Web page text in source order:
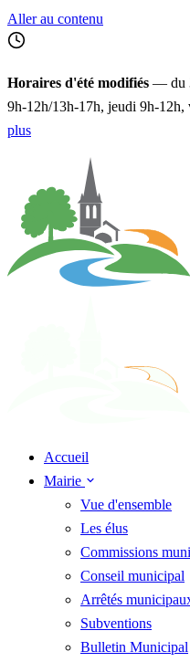
Aller au contenu
Horaires d'été modifiés — du
9h‑12h/13h‑17h, jeudi
plus
Accueil
Mairie
Vue d'ensemble
Les élus
Commissions
Conseil municipal
Arrêtés
Subventions
Bulletin Municipal